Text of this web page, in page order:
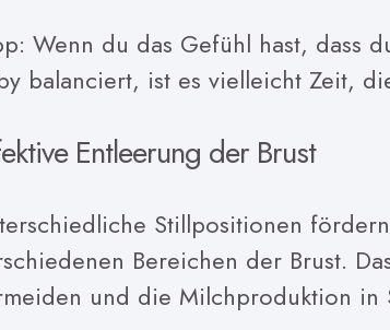
Wenn du das Gefühl hast, dass
balanciert, ist es vielleicht Zeit,
Entleerung der Brust
Stillpositionen
Bereichen der Brust.
und die Milchproduktion in